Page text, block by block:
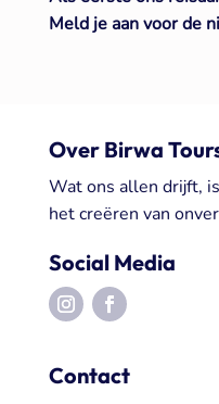
Meld je aan voor de
Over Birwa
Wat ons allen drijft,
het creëren van
Social Media
Contact